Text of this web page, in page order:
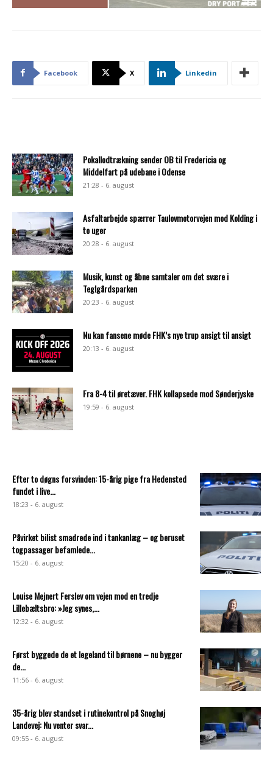
Facebook X Linkedin
Pokallodtrækning sender OB til Fredericia og
Middelfart på udebane i Odense
21:28 - 6. august
Asfaltarbejde spærrer Taulovmotorvejen mod Kolding i
to uger
20:28 - 6. august
Musik, kunst og åbne samtaler om det svære i
Teglgårdsparken
20:23 - 6. august
Nu kan fansene møde FHK’s nye trup ansigt til ansigt
20:13 - 6. august
Fra 8-4 til øretæver. FHK kollapsede mod Sønderjyske
19:59 - 6. august
Efter to døgns forsvinden: 15-årig pige fra Hedensted
fundet i live...
18:23 - 6. august
Påvirket bilist smadrede ind i tankanlæg – og beruset
togpassager befamlede...
15:20 - 6. august
Louise Mejnert Ferslev om vejen mod en tredje
Lillebæltsbro: »Jeg synes,...
12:32 - 6. august
Først byggede de et legeland til børnene – nu bygger
de...
11:56 - 6. august
35-årig blev standset i rutinekontrol på Snoghøj
Landevej: Nu venter svar...
09:55 - 6. august